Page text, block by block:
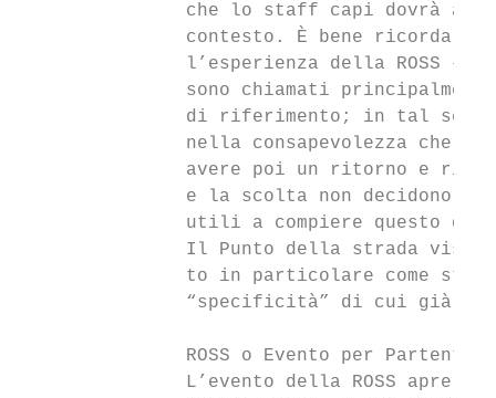
che lo staff capi dovrà
contesto. È bene
l’esperienza della ROSS –
sono chiamati
di riferimento; in tal
nella consapevolezza che
avere poi un ritorno e
e la scolta non decidono
utili a compiere questo
Il Punto della strada
to in particolare come
“specificità” di cui già
               ROSS o Evento per Partenti?
L’evento della ROSS apre